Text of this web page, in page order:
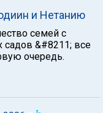
и Нетанию
семей с
&#8211; все
очередь.